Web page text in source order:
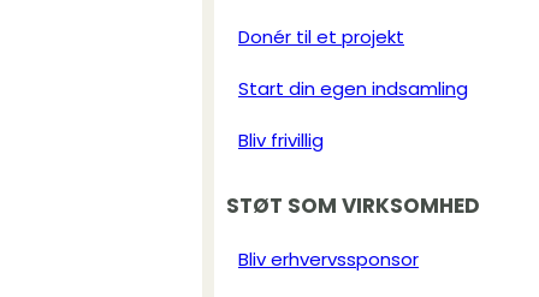
Donér til et projekt
Start din egen indsamling
Bliv frivillig
STØT SOM VIRKSOMHED
Bliv erhvervssponsor